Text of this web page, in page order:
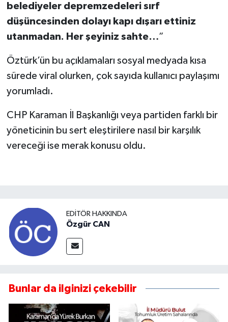
belediyeler depremzedeleri sırf
düşüncesinden dolayı kapı dışarı ettiniz
utanmadan. Her şeyiniz sahte…”
Öztürk’ün bu açıklamaları sosyal medyada kısa
sürede viral olurken, çok sayıda kullanıcı paylaşımı
yorumladı.
CHP Karaman İl Başkanlığı veya partiden farklı bir
yöneticinin bu sert eleştirilere nasıl bir karşılık
vereceği ise merak konusu oldu.
EDITÖR HAKKINDA
Özgür CAN
Bunlar da ilginizi çekebilir